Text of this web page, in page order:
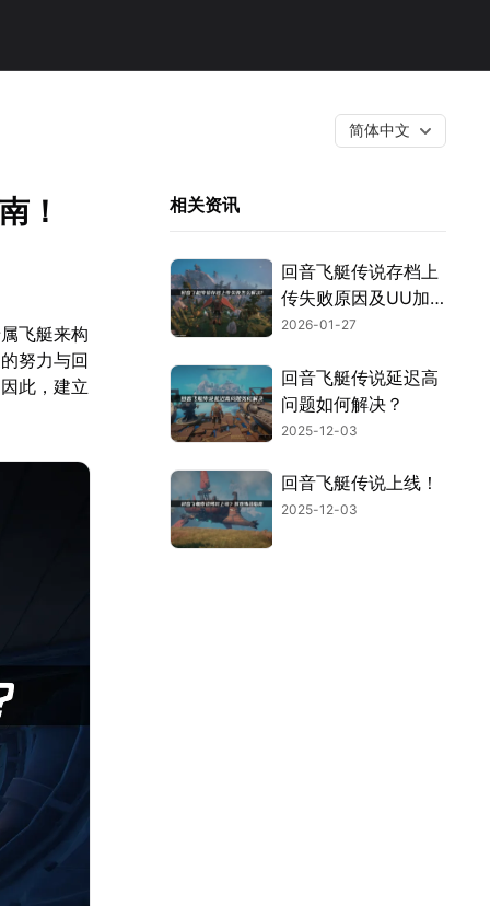
简体中文
！
飞艇来构
努力与回
此，建立
相关资讯
回音飞艇传说存档上
传失败原因及UU加
速器解决方法！
2026-01-27
回音飞艇传说延迟高
问题如何解决？
2025-12-03
回音飞艇传说上线！
2025-12-03